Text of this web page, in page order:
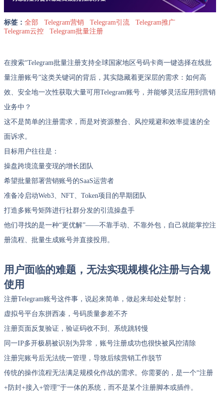
标签： 全部 Telegram营销 Telegram引流
Telegram推广
Telegram云控
Telegram批量注册
在搜索“Telegram批量注册支持全球国家地区号码卡商一键选择在线批
量注册账号”这类关键词的背后，其实隐藏着更深层的需求：如何高
效、安全地一次性获取大量可用Telegram账号，并能够灵活应用到营销
业务中？
这不是简单的注册需求，而是对资源整合、风控规避和效率提速的全
面诉求。
目标用户往往是：
操盘跨境流量变现的增长团队
希望批量部署营销账号的SaaS运营者
准备冷启动Web3、NFT、Token项目的早期团队
打造多账号矩阵进行社群分发的引流操盘手
他们寻找的是一种“更优解”——不靠手动、不靠外包，自己就能掌控注
册流程、批量生成账号并直接投用。
用户面临的难题，无法实现规模化注册与合规
使用
注册Telegram账号这件事，说起来简单，做起来却处处掣肘：
虚拟号平台东拼西凑，号码质量参差不齐
注册页面反复验证，验证码收不到、系统跳转慢
同一IP多开极易被识别为异常，账号注册成功也很快被风控清除
注册完账号后无法统一管理，导致后续营销工作脱节
传统的操作流程无法满足规模化作战的需求。你需要的，是一个“注册
+防封+接入+管理”于一体的系统，而不是某个注册脚本或插件。